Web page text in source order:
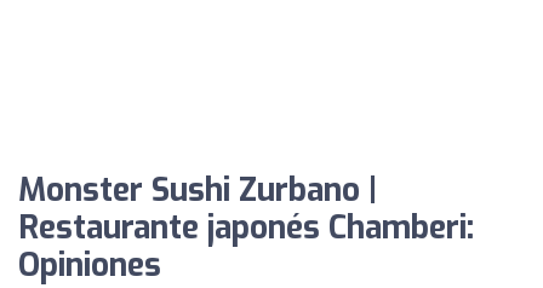
Monster Sushi Zurbano |
Restaurante japonés Chamberi:
Opiniones